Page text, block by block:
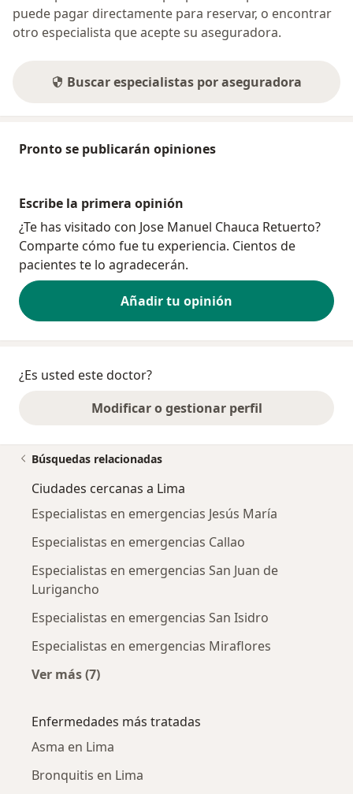
puede pagar directamente para reservar, o encontrar
otro especialista que acepte su aseguradora.
Buscar especialistas por aseguradora
Pronto se publicarán opiniones
Escribe la primera opinión
¿Te has visitado con Jose Manuel Chauca Retuerto?
Comparte cómo fue tu experiencia. Cientos de
pacientes te lo agradecerán.
Añadir tu opinión
¿Es usted este doctor?
Modificar o gestionar perfil
Búsquedas relacionadas
Ciudades cercanas a Lima
Especialistas en emergencias Jesús María
Especialistas en emergencias Callao
Especialistas en emergencias San Juan de
Lurigancho
Especialistas en emergencias San Isidro
Especialistas en emergencias Miraflores
Ver más (7)
Enfermedades más tratadas
Asma en Lima
Bronquitis en Lima